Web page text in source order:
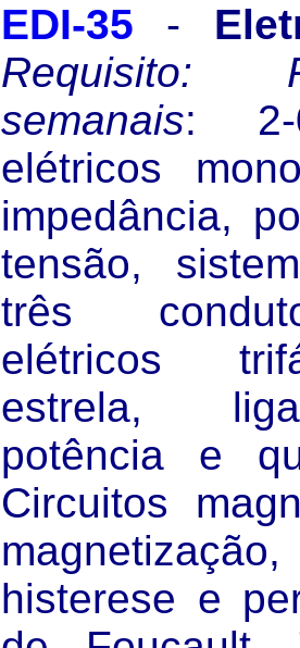
EDI-35 -
semanais: 2-
elétricos
impedância,
tensão,
três
elétricos
estrela,
potência e
Circuitos
histerese e